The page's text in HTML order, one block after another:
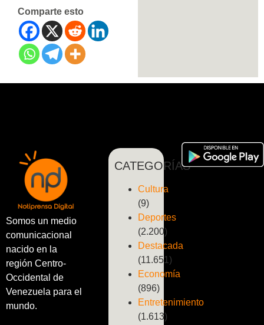
Comparte esto
Somos un medio
comunicacional
nacido en la
región Centro-
Occidental de
Venezuela para el
mundo.
CATEGORÍAS
Cultura
(9)
Deportes
(2.200)
Destacada
(11.651)
Economía
(896)
Entretenimiento
(1.613)